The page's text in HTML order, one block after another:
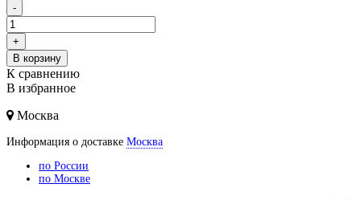
-
+
В корзину
К сравнению
В избранное
Москва
Информация о доставке Москва
по России
по Москве